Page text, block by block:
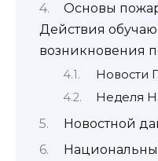
Основы
Действия
возникновения
Новости
Неделя
Новостной